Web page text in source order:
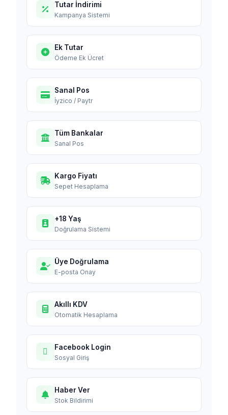
Tutar İndirimi
Kampanya Sistemi
Ek Tutar
Ödeme Ek Ücret
Sanal Pos
İyzico / Paytr
Tüm Bankalar
Sanal Pos
Kargo Fiyatı
Sepet Hesaplama
+18 Yaş
Doğrulama Sistemi
Üye Doğrulama
E-posta Onay
Akıllı KDV
Otomatik Hesaplama
Facebook Login
Sosyal Giriş
Haber Ver
Stok Bildirimi